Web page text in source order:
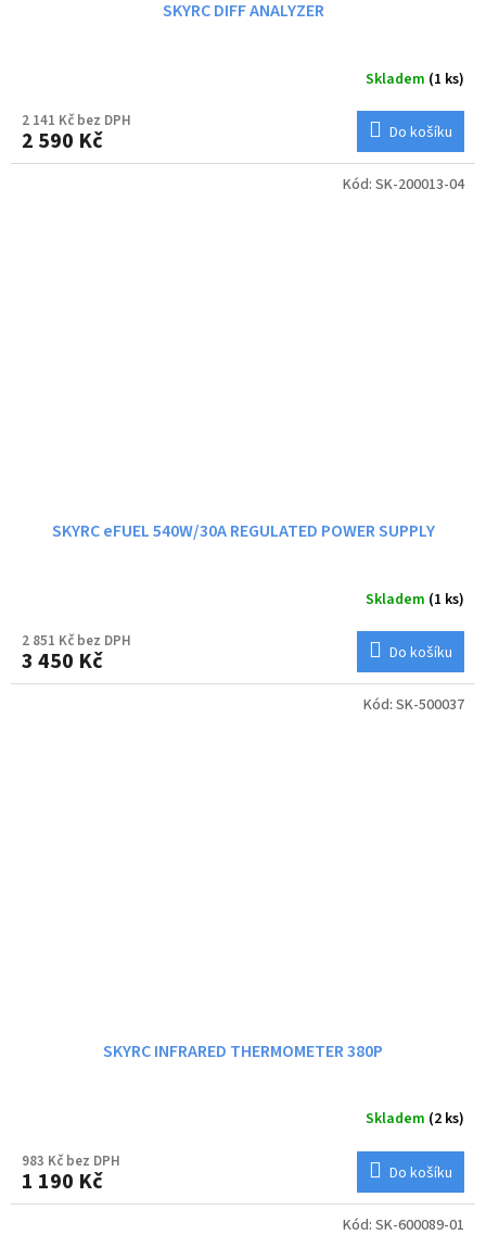
SKYRC DIFF ANALYZER
Skladem (1 ks)
2 141 Kč bez DPH
2 590 Kč Do košíku
SKYRC eFUEL 540W/30A REGULATED POWER SUPPLY
Skladem (1 ks)
2 851 Kč bez DPH
3 450 Kč Do košíku
Kód: SK-200013-04
SKYRC INFRARED THERMOMETER 380P
Skladem (2 ks)
983 Kč bez DPH
1 190 Kč Do košíku
Kód: SK-500037
Kód: SK-600089-01